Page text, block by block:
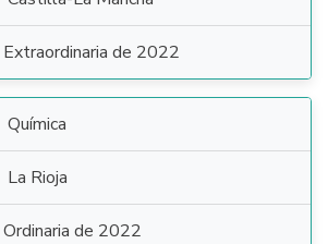
Extraordinaria de 2022
Química
La Rioja
Ordinaria de 2022